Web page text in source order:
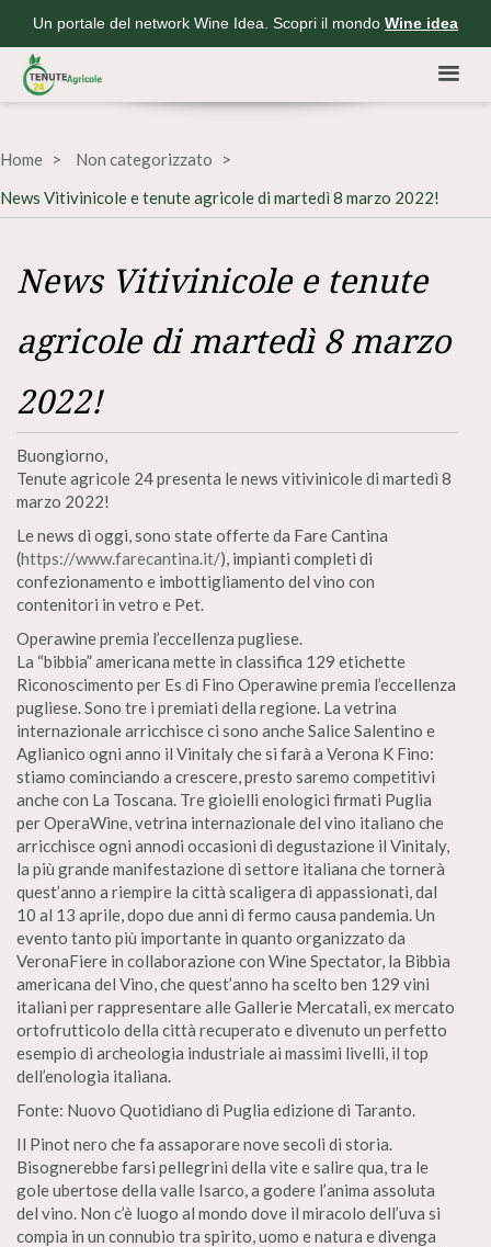
Un portale del network Wine Idea. Scopri il mondo Wine idea
Home
Non categorizzato
News Vitivinicole e tenute agricole di martedì 8 marzo 2022!
News Vitivinicole e tenute
agricole di martedì 8 marzo
2022!
Buongiorno,
Tenute agricole 24 presenta le news vitivinicole di martedì 8
marzo 2022!
Le news di oggi, sono state offerte da Fare Cantina
(https://www.farecantina.it/), impianti completi di
confezionamento e imbottigliamento del vino con
contenitori in vetro e Pet.
Operawine premia l’eccellenza pugliese.
La “bibbia” americana mette in classifica 129 etichette
Riconoscimento per Es di Fino Operawine premia l’eccellenza
pugliese. Sono tre i premiati della regione. La vetrina
internazionale arricchisce ci sono anche Salice Salentino e
Aglianico ogni anno il Vinitaly che si farà a Verona K Fino:
stiamo cominciando a crescere, presto saremo competitivi
anche con La Toscana. Tre gioielli enologici firmati Puglia
per OperaWine, vetrina internazionale del vino italiano che
arricchisce ogni annodi occasioni di degustazione il Vinitaly,
la più grande manifestazione di settore italiana che tornerà
quest’anno a riempire la città scaligera di appassionati, dal
10 al 13 aprile, dopo due anni di fermo causa pandemia. Un
evento tanto più importante in quanto organizzato da
VeronaFiere in collaborazione con Wine Spectator, la Bibbia
americana del Vino, che quest’anno ha scelto ben 129 vini
italiani per rappresentare alle Gallerie Mercatali, ex mercato
ortofrutticolo della città recuperato e divenuto un perfetto
esempio di archeologia industriale ai massimi livelli, il top
dell’enologia italiana.
Fonte: Nuovo Quotidiano di Puglia edizione di Taranto.
Il Pinot nero che fa assaporare nove secoli di storia.
Bisognerebbe farsi pellegrini della vite e salire qua, tra le
gole ubertose della valle Isarco, a godere l’anima assoluta
del vino. Non c’è luogo al mondo dove il miracolo dell’uva si
compia in un connubio tra spirito, uomo e natura e divenga